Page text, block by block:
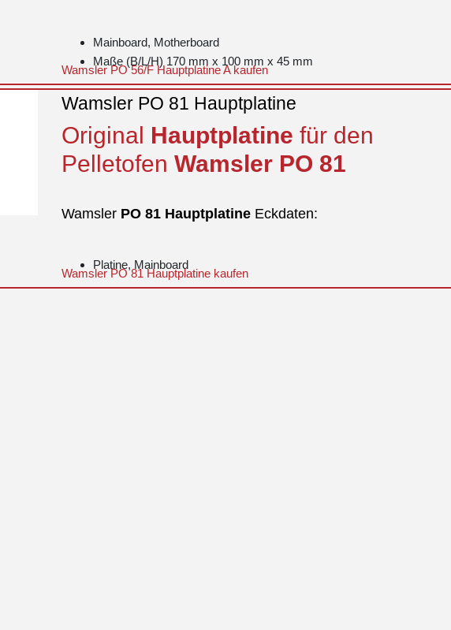
Mainboard, Motherboard
Maße (B/L/H) 170 mm x 100 mm x 45 mm
Wamsler PO 56/F Hauptplatine A kaufen
Wamsler PO 81 Hauptplatine
Original Hauptplatine für den
Pelletofen Wamsler PO 81
Wamsler PO 81 HauptplatineEckdaten:
Platine, Mainboard
Wamsler PO 81 Hauptplatine kaufen